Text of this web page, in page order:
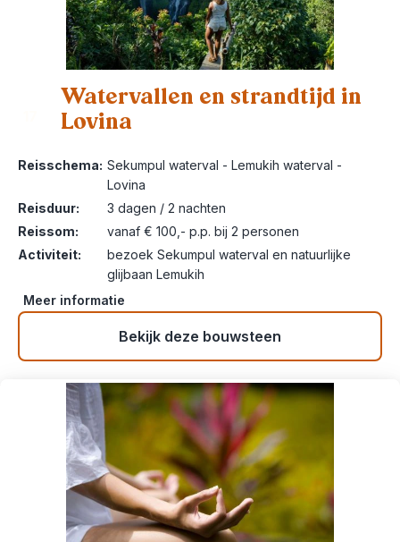
Watervallen en strandtijd in
Lovina
Reisschema: Sekumpul waterval - Lemukih waterval -
Lovina
Reisduur:
3 dagen / 2 nachten
Reissom:
vanaf € 100,- p.p. bij 2 personen
Activiteit:
bezoek Sekumpul waterval en natuurlijke
glijbaan Lemukih
Meer informatie
Bekijk deze bouwsteen